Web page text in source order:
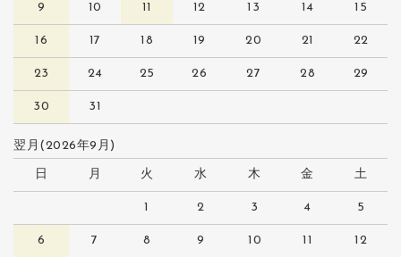
9 10 11 12 13 14 15
16 17 18 19 20 21 22
23 24 25 26 27 28 29
30 31
翌月(2026年9月)
日 月 火 水 木 金 土
1 2 3 4 5
6 7 8 9 10 11 12